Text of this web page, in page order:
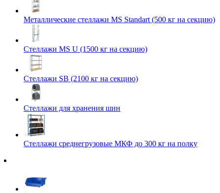
Металлические стеллажи MS Standart (500 кг на секцию)
Стеллажи MS U (1500 кг на секцию)
Стеллажи SB (2100 кг на секцию)
Стеллажи для хранения шин
Стеллажи среднегрузовые МКФ до 300 кг на полку